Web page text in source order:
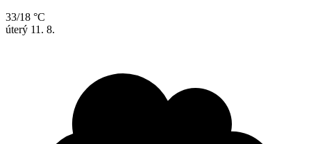
33/18 °C
úterý 11. 8.